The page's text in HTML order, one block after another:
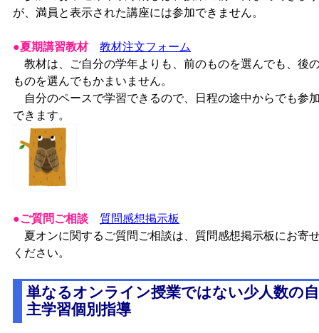
が、満員と表示された講座には参加できません。
●夏期講習教材
教材注文フォーム
教材は、ご自分の学年よりも、前のものを選んでも、後
ものを選んでもかまいません。
自分のペースで学習できるので、日程の途中からでも参
できます。
●ご質問ご相談
質問感想掲示板
夏オンに関するご質問ご相談は、質問感想掲示板にお寄
ください。
単なるオンライン授業ではない少人数の自
主学習個別指導